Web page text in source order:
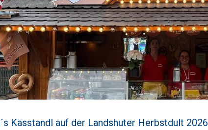
Vroni
´s
auf
Kässtandl auf der Landshuter Herbstdult 2026